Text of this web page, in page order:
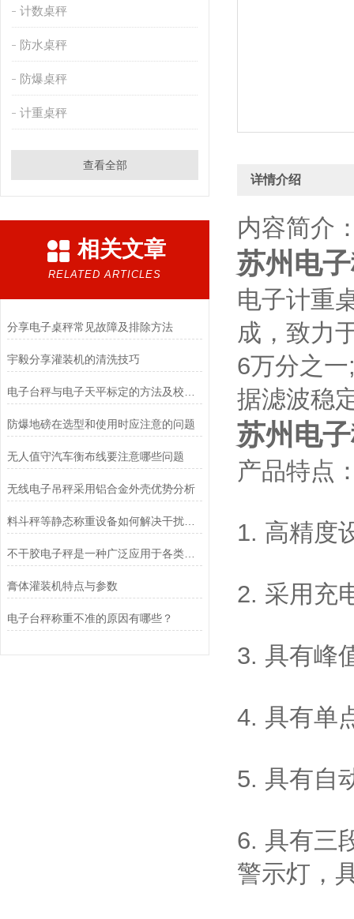
计数桌秤
防水桌秤
防爆桌秤
计重桌秤
查看全部
相关文章
RELATED ARTICLES
​分享电子桌秤常见故障及排除方法
宇毅分享灌装机的清洗技巧
防爆地磅在选型和使用时应注意的问题
无人值守汽车衡布线要注意哪些问题
无线电子吊秤采用铝合金外壳优势分析
料斗秤等静态称重设备如何解决干扰问题
不干胶电子秤是一种广泛应用于各类物品称重的计量设备
膏体灌装机特点与参数
电子台秤称重不准的原因有哪些？
详情介绍
内容简介
苏州电
电子计重
成，致力
6万分之
据滤波稳
苏州电
产品特点
1. 高精度
2. 采用充
3. 具有峰
4. 具有单
5. 具有自
6. 具有三
警示灯，